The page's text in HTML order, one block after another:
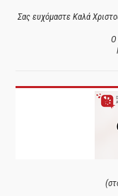
Σας ευχόμαστε Καλά
Ο